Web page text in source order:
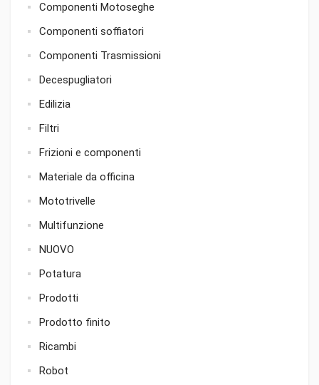
Componenti Motoseghe
Componenti soffiatori
Componenti Trasmissioni
Decespugliatori
Edilizia
Filtri
Frizioni e componenti
Materiale da officina
Mototrivelle
Multifunzione
NUOVO
Potatura
Prodotti
Prodotto finito
Ricambi
Robot